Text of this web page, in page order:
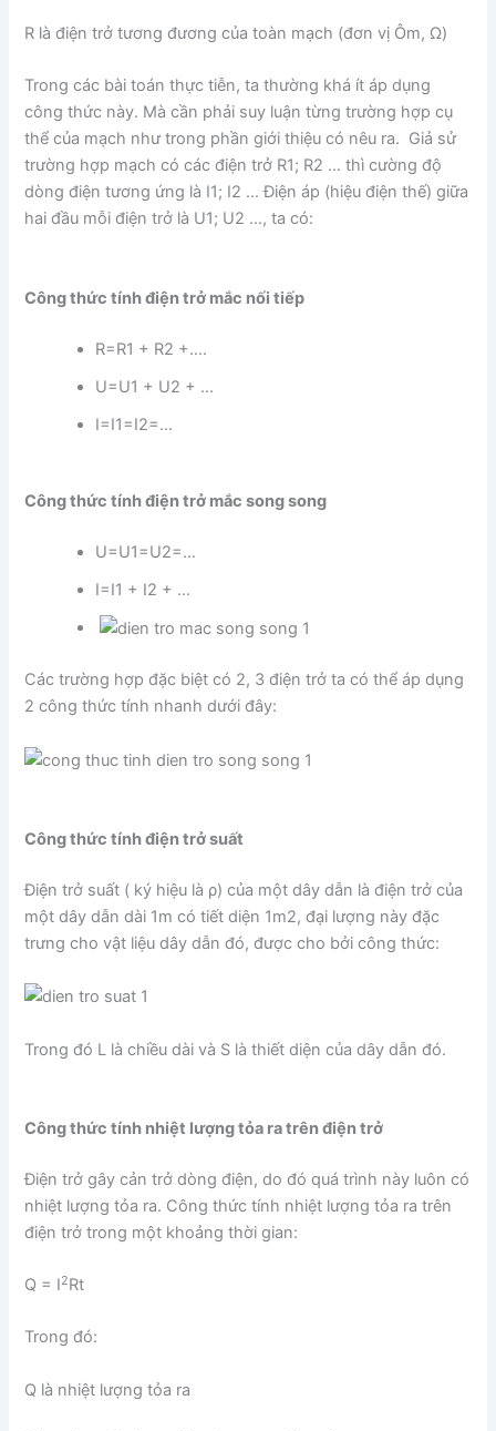
R là điện trở tương đương của toàn mạch (đơn vị Ôm, Ω)
Trong các bài toán thực tiễn, ta thường khá ít áp dụng
công thức này. Mà cần phải suy luận từng trường hợp cụ
thể của mạch như trong phần giới thiệu có nêu ra. Giả sử
trường hợp mạch có các điện trở R1; R2 … thì cường độ
dòng điện tương ứng là I1; I2 … Điện áp (hiệu điện thế) giữa
hai đầu mỗi điện trở là U1; U2 …, ta có:
Công thức tính điện trở mắc nối tiếp
R=R1 + R2 +….
U=U1 + U2 + …
I=I1=I2=…​
Công thức tính điện trở mắc song song
U=U1=U2=…
I=I1 + I2 + …
Các trường hợp đặc biệt có 2, 3 điện trở ta có thể áp dụng
2 công thức tính nhanh dưới đây:
Công thức tính điện trở suất
Điện trở suất ( ký hiệu là ρ) của một dây dẫn là điện trở của
một dây dẫn dài 1m có tiết diện 1m2, đại lượng này đặc
trưng cho vật liệu dây dẫn đó, được cho bởi công thức:
Trong đó L là chiều dài và S là thiết diện của dây dẫn đó.
Công thức tính nhiệt lượng tỏa ra trên điện trở
Điện trở gây cản trở dòng điện, do đó quá trình này luôn có
nhiệt lượng tỏa ra. Công thức tính nhiệt lượng tỏa ra trên
điện trở trong một khoảng thời gian:
Q = I2Rt
Trong đó:
Q là nhiệt lượng tỏa ra